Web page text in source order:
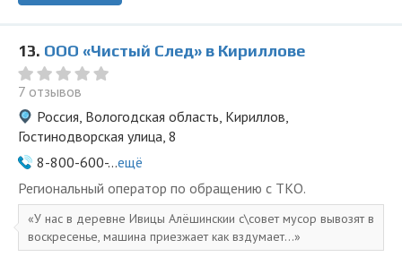
13. ООО «Чистый След» в Кириллове
7 отзывов
Россия, Вологодская область, Кириллов,
Гостинодворская улица, 8
8-800-600-...ещё
Региональный оператор по обращению с ТКО.
У нас в деревне Ивицы Алёшинскии с\совет мусор вывозят в
воскресенье, машина приезжает как вздумает...